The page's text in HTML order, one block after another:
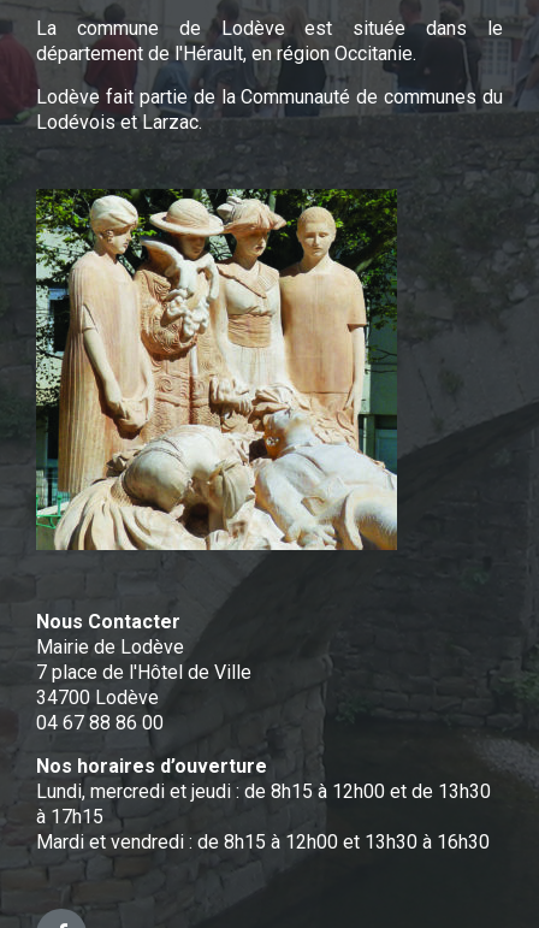
La commune de Lodève est située dans le
département de l'Hérault, en région Occitanie.
Lodève fait partie de la Communauté de communes du
Lodévois et Larzac.
Nous Contacter
Mairie de Lodève
7 place de l'Hôtel de Ville
34700 Lodève
04 67 88 86 00
Nos horaires d’ouverture
Lundi, mercredi et jeudi : de 8h15 à 12h00 et de 13h30
à 17h15
Mardi et vendredi : de 8h15 à 12h00 et 13h30 à 16h30